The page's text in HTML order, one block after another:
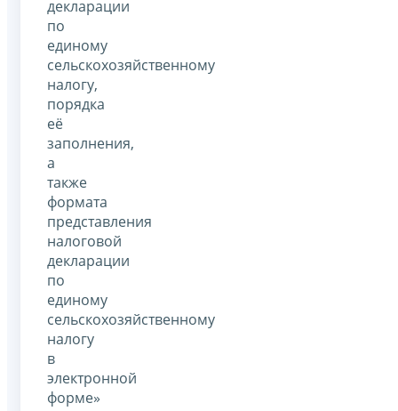
декларации
по
единому
сельскохозяйственному
налогу,
порядка
её
заполнения,
а
также
формата
представления
налоговой
декларации
по
единому
сельскохозяйственному
налогу
в
электронной
форме»